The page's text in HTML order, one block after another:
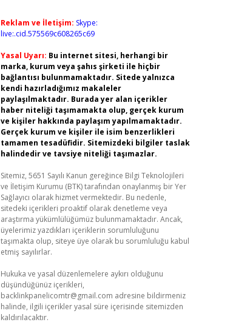
Reklam ve İletişim: Skype:
live:.cid.575569c608265c69
Yasal Uyarı: Bu internet sitesi, herhangi bir
marka, kurum veya şahıs şirketi ile hiçbir
bağlantısı bulunmamaktadır. Sitede yalnızca
kendi hazırladığımız makaleler
paylaşılmaktadır. Burada yer alan içerikler
haber niteliği taşımamakta olup, gerçek kurum
ve kişiler hakkında paylaşım yapılmamaktadır.
Gerçek kurum ve kişiler ile isim benzerlikleri
tamamen tesadüfidir. Sitemizdeki bilgiler taslak
halindedir ve tavsiye niteliği taşımazlar.
Sitemiz, 5651 Sayılı Kanun gereğince Bilgi Teknolojileri
ve İletişim Kurumu (BTK) tarafından onaylanmış bir Yer
Sağlayıcı olarak hizmet vermektedir. Bu nedenle,
sitedeki içerikleri proaktif olarak denetleme veya
araştırma yükümlülüğümüz bulunmamaktadır. Ancak,
üyelerimiz yazdıkları içeriklerin sorumluluğunu
taşımakta olup, siteye üye olarak bu sorumluluğu kabul
etmiş sayılırlar.
Hukuka ve yasal düzenlemelere aykırı olduğunu
düşündüğünüz içerikleri,
backlinkpanelicomtr@gmail.com adresine bildirmeniz
halinde, ilgili içerikler yasal süre içerisinde sitemizden
kaldırılacaktır.